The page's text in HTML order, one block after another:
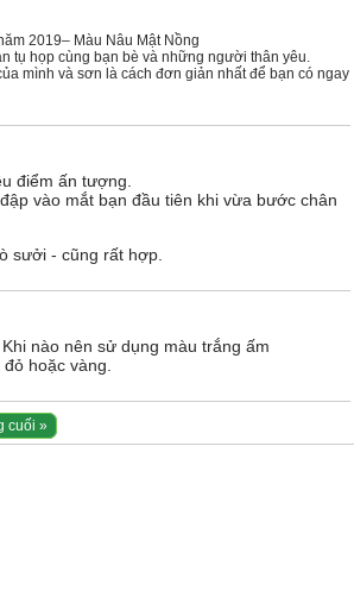
2019– Màu Nâu Mật Nồng
tụ họp cùng bạn bè và những người thân yêu.
mình và sơn là cách đơn giản nhất để bạn có ngay
điểm ấn tượng.
vào mắt bạn đầu tiên khi vừa bước chân
sưởi - cũng rất hợp.
nào nên sử dụng màu trắng ấm
hoặc vàng.
cuối »